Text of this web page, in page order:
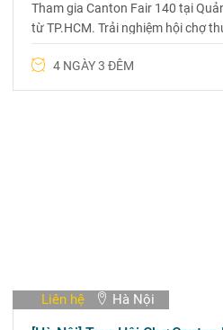
Tham gia Canton Fair 140 tại
từ TP.HCM. Trải nghiệm hội chợ
4 NGÀY 3 ĐÊM
Liên hệ Hà Nội